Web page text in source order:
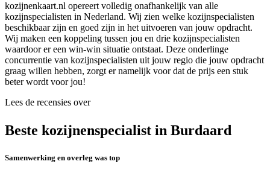
kozijnenkaart.nl opereert volledig onafhankelijk van alle
kozijnspecialisten in Nederland. Wij zien welke kozijnspecialisten
beschikbaar zijn en goed zijn in het uitvoeren van jouw opdracht.
Wij maken een koppeling tussen jou en drie kozijnspecialisten
waardoor er een win-win situatie ontstaat. Deze onderlinge
concurrentie van kozijnspecialisten uit jouw regio die jouw opdracht
graag willen hebben, zorgt er namelijk voor dat de prijs een stuk
beter wordt voor jou!
Lees de recensies over
Beste kozijnenspecialist in Burdaard
Samenwerking en overleg was top